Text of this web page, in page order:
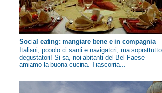
Social eating: mangiare bene e in compagnia
Italiani, popolo di santi e navigatori, ma soprattutto
degustatori! Si sa, noi abitanti del Bel Paese
amiamo la buona cucina. Trascorria...